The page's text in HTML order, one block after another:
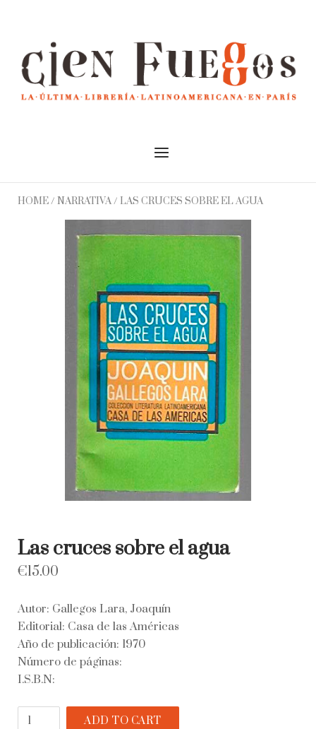
Menu
HOME/ NARRATIVA/ LAS CRUCES SOBRE EL AGUA
Las cruces sobre el agua
€15.00
Autor: Gallegos Lara, Joaquín
Editorial: Casa de las Américas
Año de publicación: 1970
Número de páginas:
I.S.B.N:
Las
ADD TO CART